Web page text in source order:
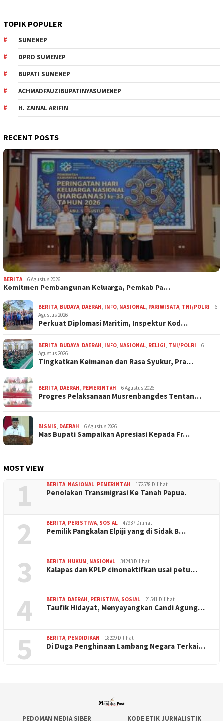
TOPIK POPULER
SUMENEP
DPRD SUMENEP
BUPATI SUMENEP
ACHMADFAUZIBUPATINYASUMENEP
H. ZAINAL ARIFIN
RECENT POSTS
BERITA 6 Agustus 2026
Komitmen Pembangunan Keluarga, Pemkab Pa…
BERITA BUDAYA DAERAH INFO NASIONAL PARIWISATA TNI/POLRI
6
Agustus 2026
Perkuat Diplomasi Maritim, Inspektur Kod…
BERITA BUDAYA DAERAH INFO NASIONAL RELIGI TNI/POLRI
6
Agustus 2026
Tingkatkan Keimanan dan Rasa Syukur, Pra…
BERITA DAERAH PEMERINTAH 6 Agustus 2026
Progres Pelaksanaan Musrenbangdes Tentan…
BISNIS DAERAH 6 Agustus 2026
Mas Bupati Sampaikan Apresiasi Kepada Fr…
MOST VIEW
1 BERITA NASIONAL PEMERINTAH 172578 Dilihat
Penolakan Transmigrasi Ke Tanah Papua.
2 BERITA PERISTIWA SOSIAL 47937 Dilihat
Pemilik Pangkalan Elpiji yang di Sidak B…
3 BERITA HUKUM NASIONAL 34243 Dilihat
Kalapas dan KPLP dinonaktifkan usai petu…
4 BERITA DAERAH PERISTIWA SOSIAL 21541 Dilihat
Taufik Hidayat, Menyayangkan Candi Agung…
5 BERITA PENDIDIKAN 18209 Dilihat
Di Duga Penghinaan Lambang Negara Terkai…
PEDOMAN MEDIA SIBER KODE ETIK JURNALISTIK